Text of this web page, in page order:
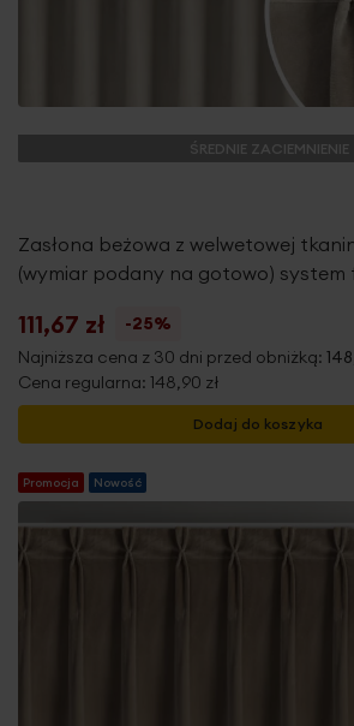
ŚREDNIE ZACIEMNIENIE
Zasłona beżowa z welwetowej
(wymiar podany na gotowo) system
111,67 zł
-25%
Najniższa cena z 30 dni przed obniżką:
Cena regularna: 148,90 zł
Dodaj do koszyka
Promocja Nowość